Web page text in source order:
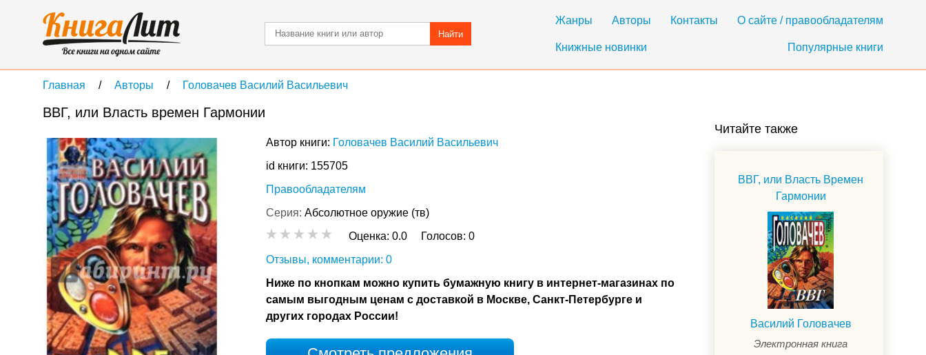
Жанры Авторы Контакты О сайте / правообладателям
Книжные новинки Популярные книги
Найти
Главная Авторы Головачев Василий Васильевич
ВВГ, или Власть времен Гармонии
Автор книги: Головачев Василий Васильевич
id книги: 155705
Правообладателям
Серия: Абсолютное оружие (тв)
Оценка: 0.0 Голосов: 0
Отзывы, комментарии: 0
Ниже по кнопкам можно купить бумажную книгу в интернет-магазинах по
самым выгодным ценам с доставкой в Москве, Санкт-Петербурге и
других городах России!
Читайте также
ВВГ, или Власть Времен
Гармонии
Василий Головачев
Электронная книга